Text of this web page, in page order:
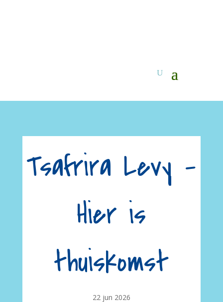
Tsafrira Levy –
Hier is
thuiskomst
22 jun 2026